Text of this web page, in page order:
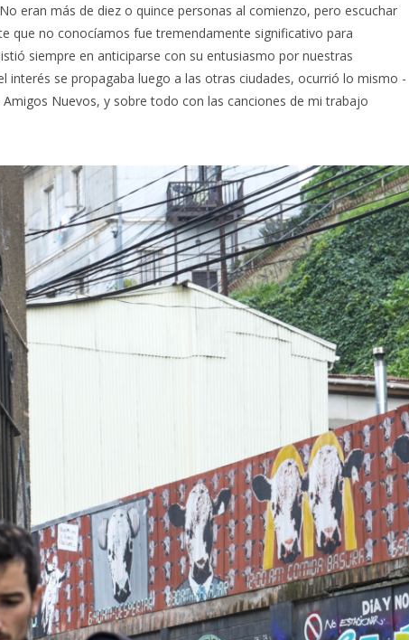
eran más de diez o quince personas al comienzo, pero escuchar
que no conocíamos fue tremendamente significativo para
siempre en anticiparse con su entusiasmo por nuestras
interés se propagaba luego a las otras ciudades, ocurrió lo mismo -
Amigos Nuevos, y sobre todo con las canciones de mi trabajo